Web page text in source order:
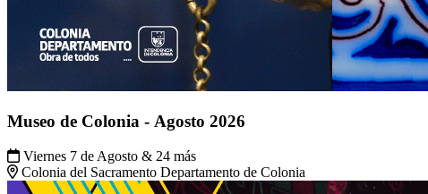
Museo de Colonia - Agosto 2026
Viernes 7 de Agosto & 24 más
Colonia del Sacramento Departamento de Colonia